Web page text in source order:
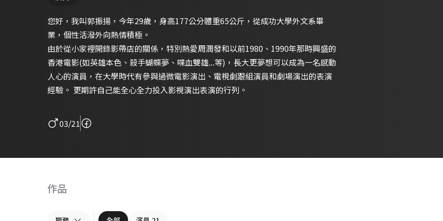
您好，我叫郭振揚，今年29歲，身高177公分體重65公斤，從成功大學外文系畢
業，個性活潑外向熱情積極。
由於從小家裡開錄影帶店的關係，特別熱愛周潤發和以前1980、1990年那時興盛的
香港電影(如英雄本色、殺手蝴蝶夢、喋血雙雄...等)，長大更夢想可以成為一名感動
人心的演員，在大學時代有參與過微電影演出、電視劇跟組演員和劇場演出的表演
經驗。 更期許自己能全心全力投入影視演出表演的行列。
03/21
作品